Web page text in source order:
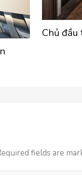
Chủ đầu
fields are